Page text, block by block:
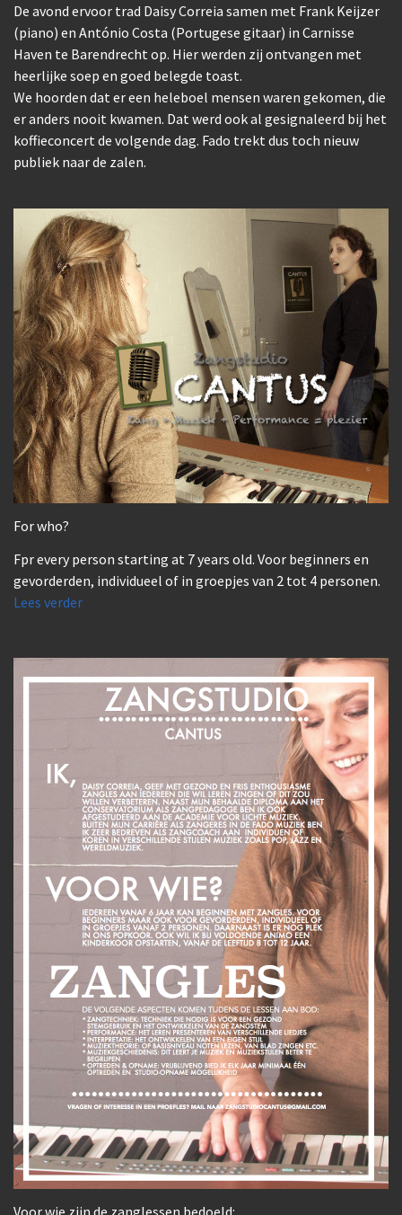
De avond ervoor trad Daisy Correia samen met Frank Keijzer
(piano) en António Costa (Portugese gitaar) in Carnisse
Haven te Barendrecht op. Hier werden zij ontvangen met
heerlijke soep en goed belegde toast.
We hoorden dat er een heleboel mensen waren gekomen, die
er anders nooit kwamen. Dat werd ook al gesignaleerd bij het
koffieconcert de volgende dag. Fado trekt dus toch nieuw
publiek naar de zalen.
For who?
Fpr every person starting at 7 years old. Voor beginners en
gevorderden, individueel of in groepjes van 2 tot 4 personen.
Lees verder
Voor wie zijn de zanglessen bedoeld: